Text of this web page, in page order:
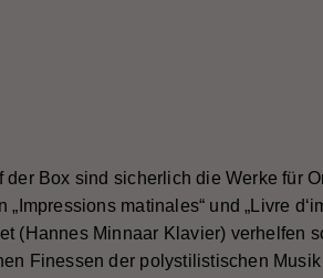
Box sind sicherlich die Werke für
„Impressions matinales“ und „Livre
(Hannes Minnaar Klavier) verhelfen
Finessen der polystilistischen